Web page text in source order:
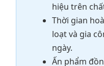
hiệu trên
Thời gian
loạt và gia
ngày.
Ấn phẩm